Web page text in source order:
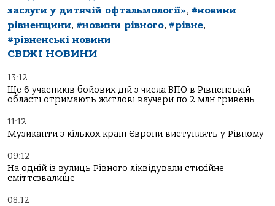
заслуги у дитячій офтальмології», #новини
рівненщини, #новини рівного, #рівне,
#рівненські новини
СВІЖІ НОВИНИ
13:12
Ще 6 учасників бойових дій з числа ВПО в Рівненській
області отримають житлові ваучери по 2 млн гривень
11:12
Музиканти з кількох країн Європи виступлять у Рівному
09:12
На одній із вулиць Рівного ліквідували стихійне
сміттєзвалище
08:12